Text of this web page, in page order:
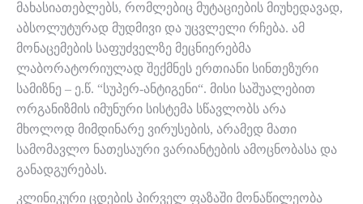
მახასიათებლებს, რომლებიც მუტაციების მიუხედავად,
აბსოლუტურად მუდმივი და უცვლელი რჩება. ამ
მონაცემების საფუძველზე მეცნიერებმა
ლაბორატორიულად შექმნეს ერთიანი სინთეზური
სამიზნე – ე.წ. “სუპერ-ანტიგენი“. მისი საშუალებით
ორგანიზმის იმუნური სისტემა სწავლობს არა
მხოლოდ მიმდინარე ვირუსების, არამედ მათი
სამომავლო ნათესაური ვარიანტების ამოცნობასა და
განადგურებას.
კლინიკური ცდების პირველ ფაზაში მონაწილეობა